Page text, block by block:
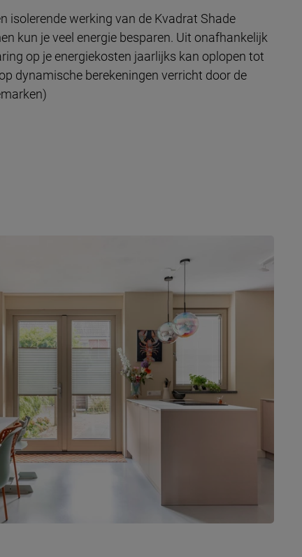
isolerende werking van de Kvadrat Shade
kun je veel energie besparen. Uit onafhankelijk
op je energiekosten jaarlijks kan oplopen tot
dynamische berekeningen verricht door de